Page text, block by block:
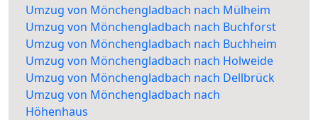
Umzug von Mönchengladbach nach Mülheim
Umzug von Mönchengladbach nach Buchforst
Umzug von Mönchengladbach nach Buchheim
Umzug von Mönchengladbach nach Holweide
Umzug von Mönchengladbach nach Dellbrück
Umzug von Mönchengladbach nach
Höhenhaus